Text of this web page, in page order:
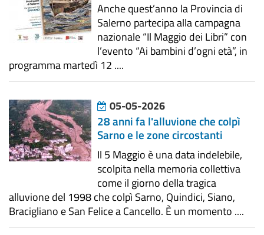
Anche quest’anno la Provincia di
Salerno partecipa alla campagna
nazionale “Il Maggio dei Libri” con
l’evento “Ai bambini d’ogni età”, in
programma martedì 12 ....
05-05-2026
28 anni fa l'alluvione che colpì
Sarno e le zone circostanti
Il 5 Maggio è una data indelebile,
scolpita nella memoria collettiva
come il giorno della tragica
alluvione del 1998 che colpì Sarno, Quindici, Siano,
Bracigliano e San Felice a Cancello. È un momento ....